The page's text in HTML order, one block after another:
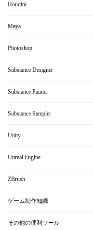
Houdini
Maya
Photoshop
Substance Designer
Substance Painter
Substance Sampler
Unity
Unreal Engine
ZBrush
ゲーム制作知識
その他の便利ツール